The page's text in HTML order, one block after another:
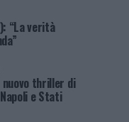
“La verità
nuovo thriller di
e Stati